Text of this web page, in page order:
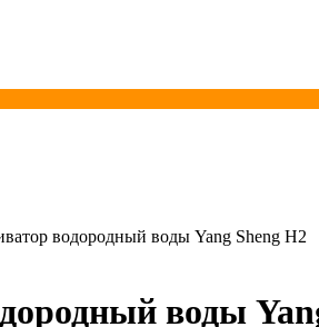
водородный воды Yang Sheng H2
воды